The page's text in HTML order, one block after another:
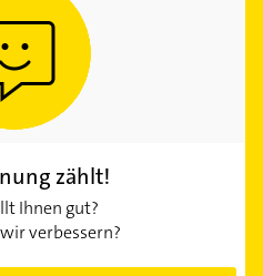
zählt!
Ihnen gut?
verbessern?